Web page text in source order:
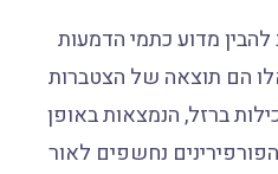
מדוע כתמי הדמעות
הם תוצאה של הצטברות
ברזל, הנמצאות באופן
נחשפים לאור